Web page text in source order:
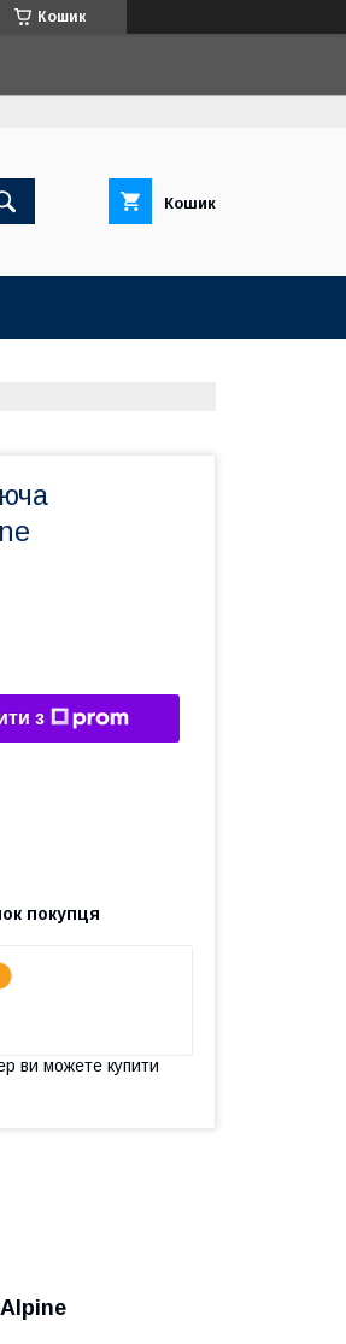
Кошик
Кошик
з
покупця
ви можете купити